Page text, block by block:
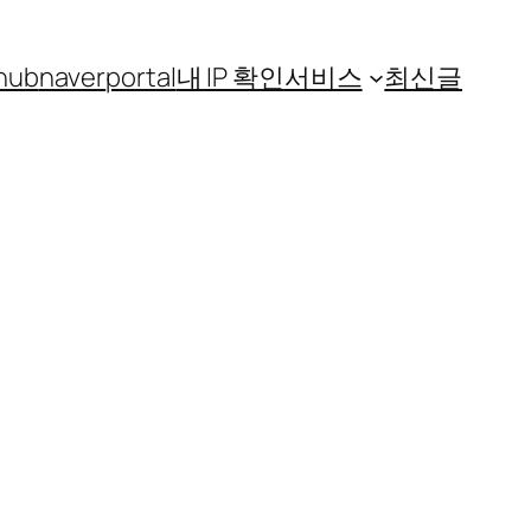
naverportal내 IP 확인서비스 최신글